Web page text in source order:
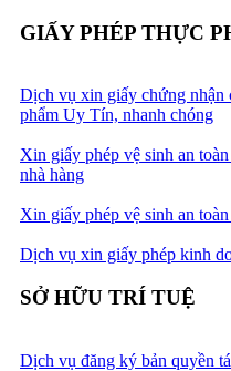
GIẤY PHÉP THỰC
Dịch vụ xin giấy chứng nhận
phẩm Uy Tín, nhanh chóng
Xin giấy phép vệ sinh an
nhà hàng
Xin giấy phép vệ sinh an
Dịch vụ xin giấy phép kinh
SỞ HỮU TRÍ TUỆ
Dịch vụ đăng ký bản quyền